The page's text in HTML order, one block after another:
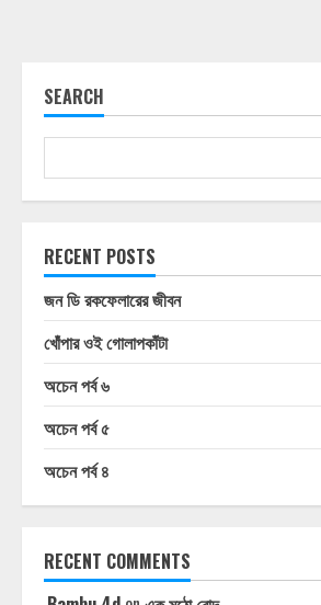
SEARCH
RECENT POSTS
জন ডি রকফেলারের জীবন
খোঁপার ওই গোলাপকাঁটা
অচেন পর্ব ৬
অচেন পর্ব ৫
অচেন পর্ব ৪
RECENT COMMENTS